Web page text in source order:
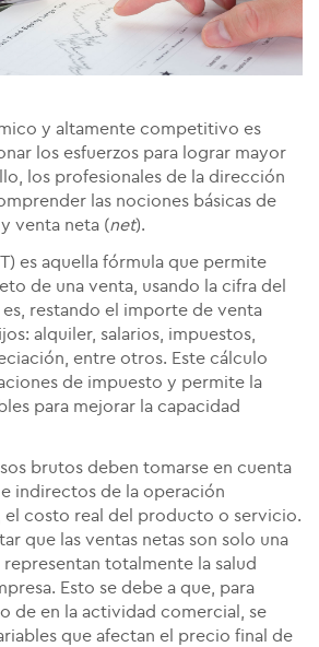
y altamente competitivo es
los esfuerzos para lograr mayor
los profesionales de la dirección
las nociones básicas de
venta neta (net).
es aquella fórmula que permite
de una venta, usando la cifra del
restando el importe de venta
alquiler, salarios, impuestos,
entre otros. Este cálculo
de impuesto y permite la
para mejorar la capacidad
brutos deben tomarse en cuenta
indirectos de la operación
el costo real del producto o servicio.
que las ventas netas son solo una
totalmente la salud
Esto se debe a que, para
de en la actividad comercial, se
que afectan el precio final de